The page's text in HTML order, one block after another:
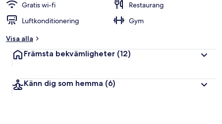
Gratis wi-fi
Restaurang
Luftkonditionering
Gym
Visa alla
Främsta bekvämligheter (12)
Känn dig som hemma (6)